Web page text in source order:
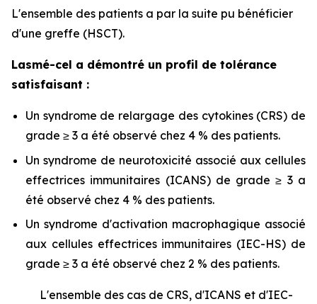
L'ensemble des patients a par la suite pu bénéficier
d'une greffe (HSCT).
Lasmé-cel a démontré un profil de tolérance
satisfaisant :
Un syndrome de relargage des cytokines (CRS) de
grade ≥ 3 a été observé chez 4 % des patients.
Un syndrome de neurotoxicité associé aux cellules
effectrices immunitaires (ICANS) de grade ≥ 3 a
été observé chez 4 % des patients.
Un syndrome d'activation macrophagique associé
aux cellules effectrices immunitaires (IEC-HS) de
grade ≥ 3 a été observé chez 2 % des patients.
L'ensemble des cas de CRS, d'ICANS et d'IEC-